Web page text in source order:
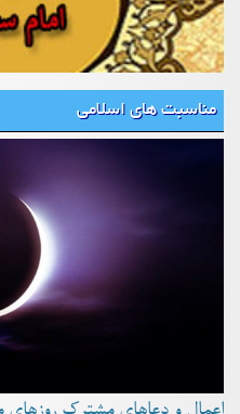
مناسبت های اسلامی